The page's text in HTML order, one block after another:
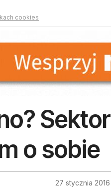
cookies
Sektor
o sobie
27 stycznia 2016